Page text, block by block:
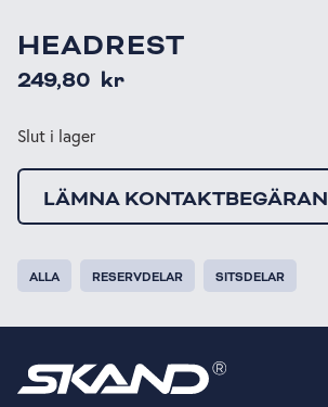
HEADREST
249,80 kr
Slut i lager
LÄMNA KONTAKTBEGÄRAN
ALLA RESERVDELAR SITSDELAR